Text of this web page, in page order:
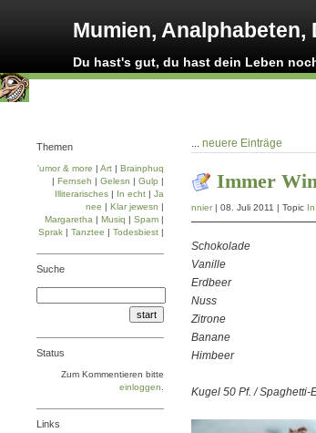
Mumien, Analphabeten,
Du hast's gut, du hast dein Leben
... neuere Einträge
Immer
nnier| 08. Juli 2011 | Topic
Schokolade
Vanille
Erdbeer
Nuss
Zitrone
Banane
Himbeer
Kugel 50 Pf. / Spaghetti-
Themen
'umor & more | Art | Brainphuq
| Fernseh | Gelesn | Gulp |
Illiterarisches | In echt | Ja
nee | Klar jewesn |
Margaretha | Musiq | Spam |
Sprak | Tanztee | Todesbiest |
Suche
Status
Zum Kommentieren bitte
einloggen
Links